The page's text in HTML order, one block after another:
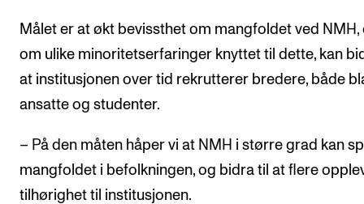
Målet er at økt bevissthet om mangfoldet ved NMH,
om ulike minoritetserfaringer knyttet til dette, kan
at institusjonen over tid rekrutterer bredere, både
ansatte og studenter.
– På den måten håper vi at NMH i større grad kan
mangfoldet i befolkningen, og bidra til at flere
tilhørighet til institusjonen.